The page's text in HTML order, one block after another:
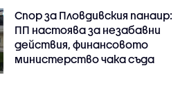
Спор за Пловдивския панаир:
ПП настоява за незабавни
действия, финансовото
министерство чака съда